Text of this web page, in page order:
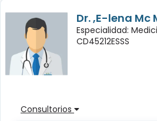
Dr. ,E-lena Mc
Especialidad:
CD45212ESSS
Consultorios